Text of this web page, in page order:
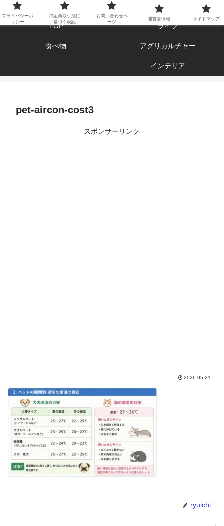
エンジョイ ブログライフ
TOP ライフ
食べ物 アグリカルチャー
インテリア
pet-aircon-cost3
スポンサーリンク
2026.05.21
ryuichi
プライバシーポ
リシー
特定商取引法に
基づく表記
お問い合わせペ
ージ
運営者情報 サイトマップ